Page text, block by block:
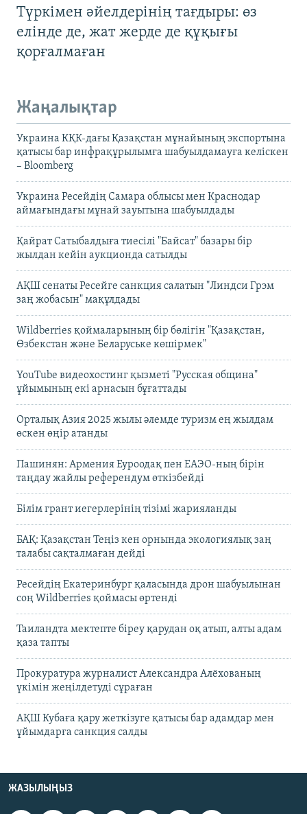
Түркімен әйелдерінің тағдыры: өз
елінде де, жат жерде де құқығы
қорғалмаған
Жаңалықтар
Украина КҚК-дағы Қазақстан мұнайының экспортына
қатысы бар инфрақұрылымға шабуылдамауға келіскен
– Bloomberg
Украина Ресейдің Самара облысы мен Краснодар
аймағындағы мұнай зауытына шабуылдады
Қайрат Сатыбалдыға тиесілі "Байсат" базары бір
жылдан кейін аукционда сатылды
АҚШ сенаты Ресейге санкция салатын "Линдси Грэм
заң жобасын" мақұлдады
Wildberries қоймаларының бір бөлігін "Қазақстан,
Өзбекстан және Беларуське көшірмек"
YouTube видеохостинг қызметі "Русская община"
ұйымының екі арнасын бұғаттады
Орталық Азия 2025 жылы әлемде туризм ең жылдам
өскен өңір атанды
Пашинян: Армения Еуроодақ пен ЕАЭО-ның бірін
таңдау жайлы референдум өткізбейді
Білім грант иегерлерінің тізімі жарияланды
БАҚ: Қазақстан Теңіз кен орнында экологиялық заң
талабы сақталмаған дейді
Ресейдің Екатеринбург қаласында дрон шабуылынан
соң Wildberries қоймасы өртенді
Таиландта мектепте біреу қарудан оқ атып, алты адам
қаза тапты
Прокуратура журналист Александра Алёхованың
үкімін жеңілдетуді сұраған
АҚШ Кубаға қару жеткізуге қатысы бар адамдар мен
ұйымдарға санкция салды
ЖАЗЫЛЫҢЫЗ